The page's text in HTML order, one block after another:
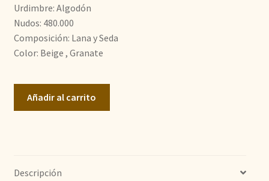
Urdimbre: Algodón
Nudos: 480.000
Composición: Lana y Seda
Color: Beige , Granate
Añadir al carrito
Descripción